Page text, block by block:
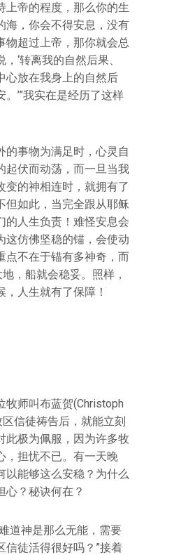
上帝的程度，那么你的生
海，你会不得安息，没有
物超过上帝，那你就会总
‘转离我的自然后果、
心放在我身上的自然后
’”我实在是经历了这样
的事物为满足时，心灵自
起伏而动荡，而一旦当我
变的神相连时，就拥有了
但如此，当完全跟从耶稣
的人生负责！难怪安息会
这仿佛坚稳的锚，会使动
点不在于锚有多神奇，而
，船就会稳妥。照样，
人生就有了保障！
牧师叫布蓝贺(Christoph
信徒祷告后，就能立刻
此极为佩服，因为许多牧
，担忧不已。有一天晚
以能够这么安稳？为什么
心？秘诀何在？
道神是那么无能，需要
信徒活得很好吗？”接着